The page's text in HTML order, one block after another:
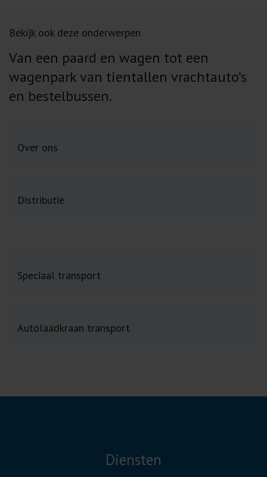
Bekijk ook deze onderwerpen
Van een paard en wagen tot een
wagenpark van tientallen vrachtauto’s
en bestelbussen.
Over ons
Distributie
Speciaal transport
Autolaadkraan transport
Diensten